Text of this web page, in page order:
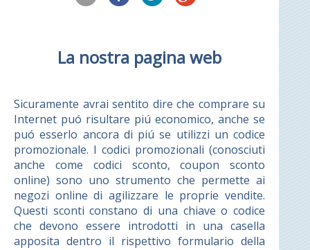
La nostra pagina web
Sicuramente avrai sentito dire che comprare su
Internet puó risultare piú economico, anche se
puó esserlo ancora di piú se utilizzi un codice
promozionale. I codici promozionali (conosciuti
anche come codici sconto, coupon sconto
online) sono uno strumento che permette ai
negozi online di agilizzare le proprie vendite.
Questi sconti constano di una chiave o codice
che devono essere introdotti in una casella
apposita dentro il rispettivo formulario della